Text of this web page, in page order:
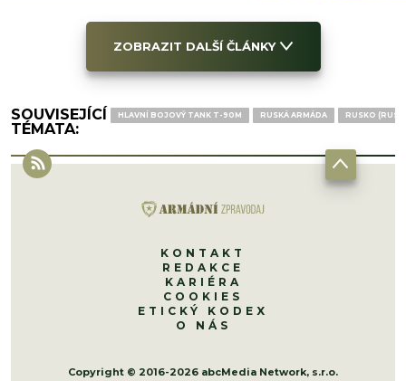
ZOBRAZIT DALŠÍ ČLÁNKY
SOUVISEJÍCÍ
TÉMATA:
HLAVNÍ BOJOVÝ TANK T-90M RUSKÁ ARMÁDA RUSKO
KONTAKT
REDAKCE
KARIÉRA
COOKIES
ETICKÝ KODEX
O NÁS
Copyright © 2016-2026 abcMedia Network, s.r.o.